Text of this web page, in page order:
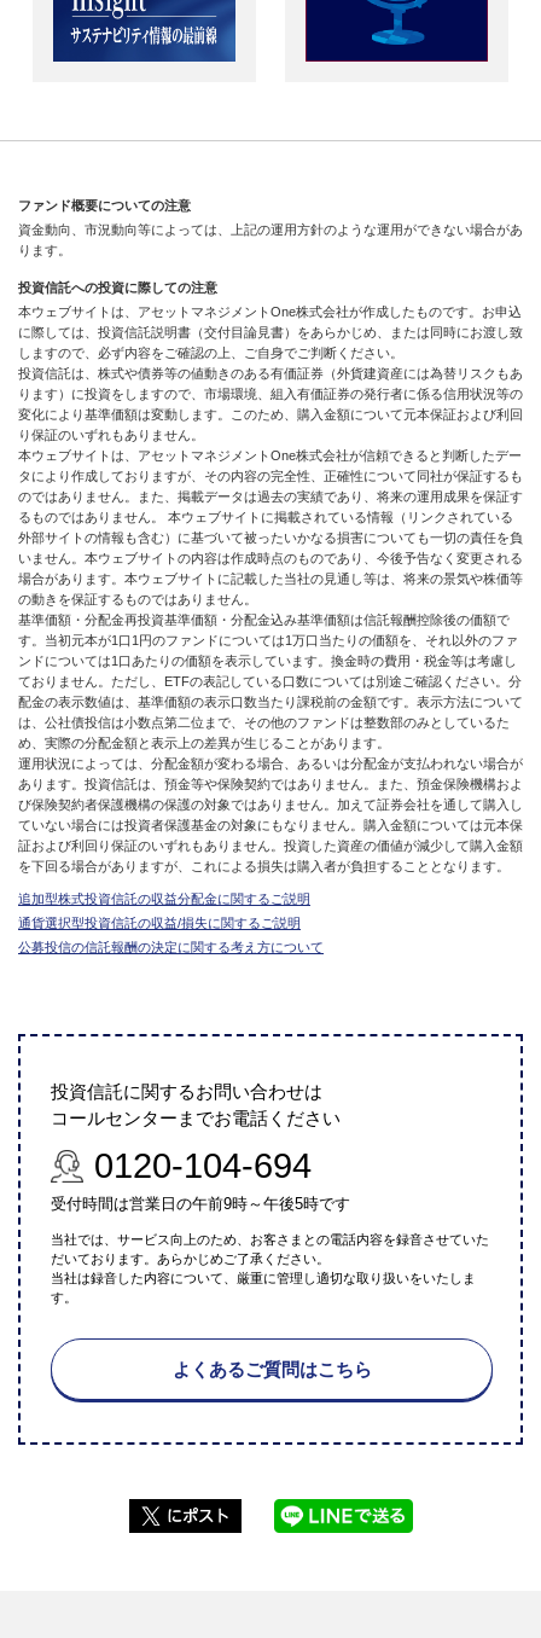
ファンド概要についての注意
資金動向、市況動向等によっては、上記の運用方針のような運用ができない場合があ
ります。
投資信託への投資に際しての注意
本ウェブサイトは、アセットマネジメントOne株式会社が作成したものです。お申込
に際しては、投資信託説明書（交付目論見書）をあらかじめ、または同時にお渡し致
しますので、必ず内容をご確認の上、ご自身でご判断ください。
投資信託は、株式や債券等の値動きのある有価証券（外貨建資産には為替リスクもあ
ります）に投資をしますので、市場環境、組入有価証券の発行者に係る信用状況等の
変化により基準価額は変動します。このため、購入金額について元本保証および利回
り保証のいずれもありません。
本ウェブサイトは、アセットマネジメントOne株式会社が信頼できると判断したデー
タにより作成しておりますが、その内容の完全性、正確性について同社が保証するも
のではありません。また、掲載データは過去の実績であり、将来の運用成果を保証す
るものではありません。 本ウェブサイトに掲載されている情報（リンクされている
外部サイトの情報も含む）に基づいて被ったいかなる損害についても一切の責任を負
いません。本ウェブサイトの内容は作成時点のものであり、今後予告なく変更される
場合があります。本ウェブサイトに記載した当社の見通し等は、将来の景気や株価等
の動きを保証するものではありません。
基準価額・分配金再投資基準価額・分配金込み基準価額は信託報酬控除後の価額で
す。当初元本が1口1円のファンドについては1万口当たりの価額を、それ以外のファ
ンドについては1口あたりの価額を表示しています。換金時の費用・税金等は考慮し
ておりません。ただし、ETFの表記している口数については別途ご確認ください。分
配金の表示数値は、基準価額の表示口数当たり課税前の金額です。表示方法について
は、公社債投信は小数点第二位まで、その他のファンドは整数部のみとしているた
め、実際の分配金額と表示上の差異が生じることがあります。
運用状況によっては、分配金額が変わる場合、あるいは分配金が支払われない場合が
あります。投資信託は、預金等や保険契約ではありません。また、預金保険機構およ
び保険契約者保護機構の保護の対象ではありません。加えて証券会社を通して購入し
ていない場合には投資者保護基金の対象にもなりません。購入金額については元本保
証および利回り保証のいずれもありません。投資した資産の価値が減少して購入金額
を下回る場合がありますが、これによる損失は購入者が負担することとなります。
追加型株式投資信託の収益分配金に関するご説明
通貨選択型投資信託の収益/損失に関するご説明
公募投信の信託報酬の決定に関する考え方について
投資信託に関するお問い合わせは
コールセンターまでお電話ください
0120-104-694
受付時間は営業日の午前9時～午後5時です
当社では、サービス向上のため、お客さまとの電話内容を録音させていた
だいております。あらかじめご了承ください。
当社は録音した内容について、厳重に管理し適切な取り扱いをいたしま
す。
よくあるご質問はこちら